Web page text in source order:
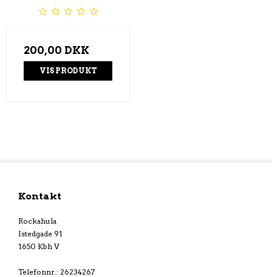
200,00 DKK
VIS PRODUKT
Kontakt
Rockahula
Istedgade 91
1650 Kbh V
Telefonnr. : 26234267